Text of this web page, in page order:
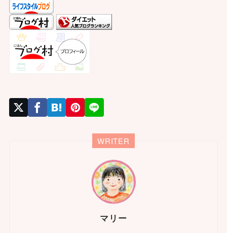
WRITER
マリー